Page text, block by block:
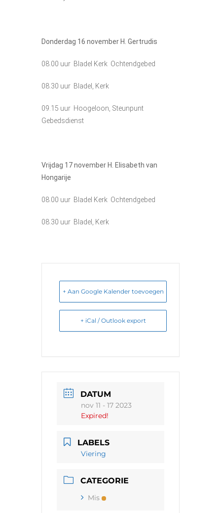
Donderdag 16 november H. Gertrudis
08.00 uur Bladel Kerk Ochtendgebed
08.30 uur Bladel, Kerk
09.15 uur Hoogeloon, Steunpunt
Gebedsdienst
Vrijdag 17 november H. Elisabeth van
Hongarije
08.00 uur Bladel Kerk Ochtendgebed
08.30 uur Bladel, Kerk
+ Aan Google Kalender toevoegen
+ iCal / Outlook export
DATUM
nov 11 - 17 2023
Expired!
LABELS
Viering
CATEGORIE
Mis